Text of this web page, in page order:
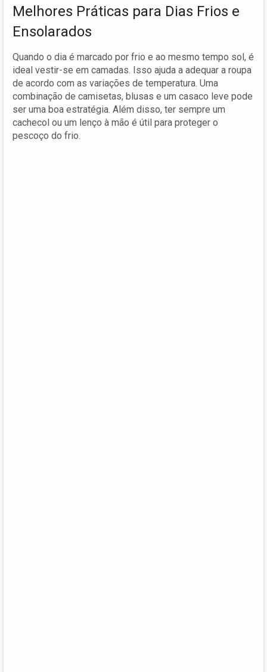
Melhores Práticas para Dias Frios e
Ensolarados
Quando o dia é marcado por frio e ao mesmo tempo sol, é
ideal vestir-se em camadas. Isso ajuda a adequar a roupa
de acordo com as variações de temperatura. Uma
combinação de camisetas, blusas e um casaco leve pode
ser uma boa estratégia. Além disso, ter sempre um
cachecol ou um lenço à mão é útil para proteger o
pescoço do frio.